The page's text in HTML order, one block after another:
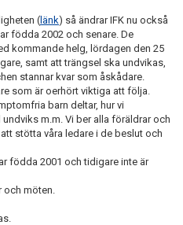
(länk) så ändrar IFK nu också
födda 2002 och senare. De
kommande helg, lördagen den 25
samt att trängsel ska undvikas,
stannar kvar som åskådare.
som är oerhört viktiga att följa.
barn deltar, hur vi
m.m. Vi ber alla föräldrar och
stötta våra ledare i de beslut och
födda 2001 och tidigare inte är
och möten.